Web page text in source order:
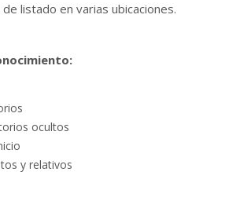
listado en varias ubicaciones.
ocultos
y relativos